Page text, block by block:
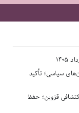
سیاسی؛ تأکید
قزوین؛ حفظ